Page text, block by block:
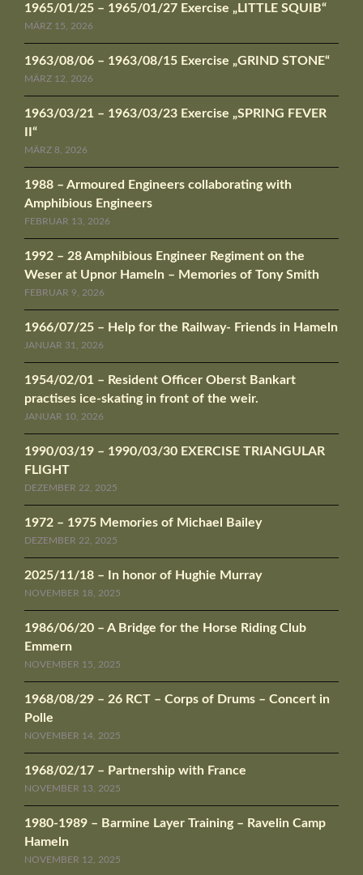
1965/01/25 – 1965/01/27 Exercise „LITTLE SQUIB“
MÄRZ 15, 2026
1963/08/06 – 1963/08/15 Exercise „GRIND STONE“
MÄRZ 12, 2026
1963/03/21 – 1963/03/23 Exercise „SPRING FEVER
II“
MÄRZ 8, 2026
1988 – Armoured Engineers collaborating with
Amphibious Engineers
FEBRUAR 13, 2026
1992 – 28 Amphibious Engineer Regiment on the
Weser at Upnor Hameln – Memories of Tony Smith
FEBRUAR 9, 2026
1966/07/25 – Help for the Railway- Friends in Hameln
JANUAR 31, 2026
1954/02/01 – Resident Officer Oberst Bankart
practises ice-skating in front of the weir.
JANUAR 10, 2026
1990/03/19 – 1990/03/30 EXERCISE TRIANGULAR
FLIGHT
DEZEMBER 22, 2025
1972 – 1975 Memories of Michael Bailey
DEZEMBER 22, 2025
2025/11/18 – In honor of Hughie Murray
NOVEMBER 18, 2025
1986/06/20 – A Bridge for the Horse Riding Club
Emmern
NOVEMBER 15, 2025
1968/08/29 – 26 RCT – Corps of Drums – Concert in
Polle
NOVEMBER 14, 2025
1968/02/17 – Partnership with France
NOVEMBER 13, 2025
1980-1989 – Barmine Layer Training – Ravelin Camp
Hameln
NOVEMBER 12, 2025